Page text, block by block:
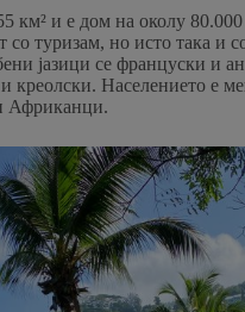
км² и е дом на околу
со туризам, но исто така и
јазици се француски и
и креолски. Населението е
Африканци.